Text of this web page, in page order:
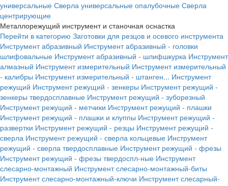
универсальные Сверла универсальные опалубочные Сверла
центрирующие
Металлорежущий инструмент и станочная оснастка
Перейти в категорию Заготовки для резцов и осевого инструмента
Инструмент абразивный Инструмент абразивный - головки
шлифовальные Инструмент абразивный - шлифшкурка Инструмент
алмазный Инструмент измерительный Инструмент измерительный
- калибры Инструмент измерительный - штанген... Инструмент
режущий Инструмент режущий - зенкеры Инструмент режущий -
зенкеры твердосплавные Инструмент режущий - зуборезный
Инструмент режущий - метчики Инструмент режущий - плашки
Инструмент режущий - плашки и клуппы Инструмент режущий -
развертки Инструмент режущий - резцы Инструмент режущий -
сверла Инструмент режущий - сверла кольцевые Инструмент
режущий - сверла твердосплавные Инструмент режущий - фрезы
Инструмент режущий - фрезы твердоспл-ные Инструмент
слесарно-монтажный Инструмент слесарно-монтажный-биты
Инструмент слесарно-монтажный-ключи Инструмент слесарный-